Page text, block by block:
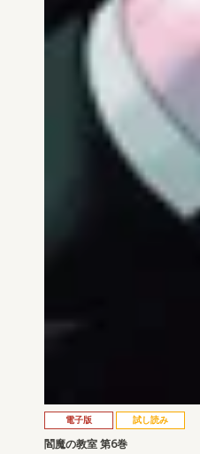
電子版 試し読み
閻魔の教室 第6巻